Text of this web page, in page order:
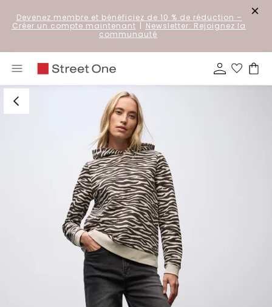
Devenez membre et bénéficiez de 10 % de réduction –
Créer un compte maintenant | Newsletter: Rejoignez la
communauté